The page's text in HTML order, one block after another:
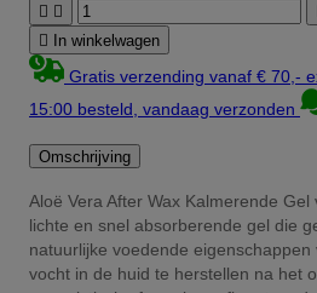
 
 In winkelwagen
Gratis verzending vanaf € 70,-
15:00 besteld, vandaag verzonden
Omschrijving
Aloë Vera After Wax Kalmerende
lichte en snel absorberende gel die
natuurlijke voedende eigenschappen
vocht in de huid te herstellen na het